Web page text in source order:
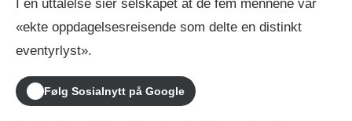
I en uttalelse sier selskapet at de fem mennene var
«ekte oppdagelsesreisende som delte en distinkt
eventyrlyst».
Følg Sosialnytt på Google